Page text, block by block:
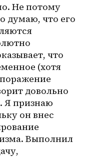
Не потому
думаю, что его
что
(хотя
довольно
Я признаю
он внес
Выполнил